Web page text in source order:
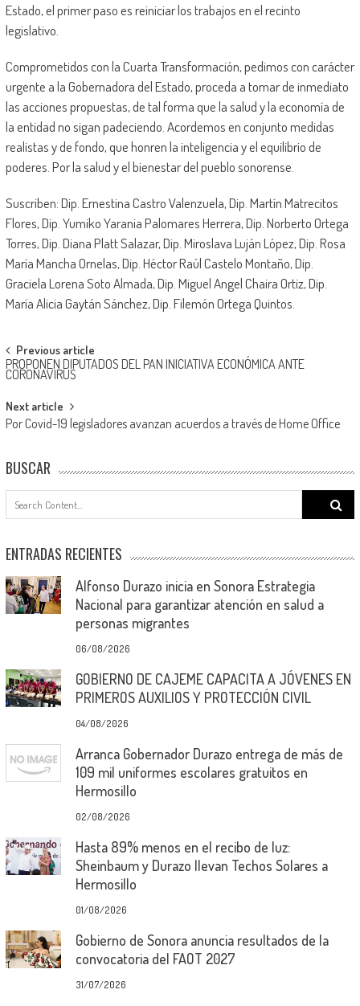
Estado, el primer paso es reiniciar los trabajos en el recinto
legislativo.
Comprometidos con la Cuarta Transformación, pedimos con carácter
urgente a la Gobernadora del Estado, proceda a tomar de inmediato
las acciones propuestas, de tal forma que la salud y la economía de
la entidad no sigan padeciendo. Acordemos en conjunto medidas
realistas y de fondo, que honren la inteligencia y el equilibrio de
poderes. Por la salud y el bienestar del pueblo sonorense.
Suscriben: Dip. Ernestina Castro Valenzuela, Dip. Martín Matrecitos
Flores, Dip. Yumiko Yarania Palomares Herrera, Dip. Norberto Ortega
Torres, Dip. Diana Platt Salazar, Dip. Miroslava Luján López, Dip. Rosa
María Mancha Ornelas, Dip. Héctor Raúl Castelo Montaño, Dip.
Graciela Lorena Soto Almada, Dip. Miguel Angel Chaira Ortiz, Dip.
María Alicia Gaytán Sánchez, Dip. Filemón Ortega Quintos.
Post
navigation
Previous article
PROPONEN DIPUTADOS DEL PAN INICIATIVA ECONÓMICA ANTE
CORONAVIRUS
Next article
Por Covid-19 legisladores avanzan acuerdos a través de Home Office
BUSCAR
Search
for:
ENTRADAS RECIENTES
Alfonso Durazo inicia en Sonora Estrategia
Nacional para garantizar atención en salud a
personas migrantes
06/08/2026
GOBIERNO DE CAJEME CAPACITA A JÓVENES EN
PRIMEROS AUXILIOS Y PROTECCIÓN CIVIL
04/08/2026
Arranca Gobernador Durazo entrega de más de
109 mil uniformes escolares gratuitos en
Hermosillo
02/08/2026
Hasta 89% menos en el recibo de luz:
Sheinbaum y Durazo llevan Techos Solares a
Hermosillo
01/08/2026
Gobierno de Sonora anuncia resultados de la
convocatoria del FAOT 2027
31/07/2026